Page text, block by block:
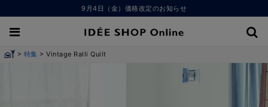
9月4日（金）価格改定のお知らせ
> 特集 > Vintage Ralli Quilt